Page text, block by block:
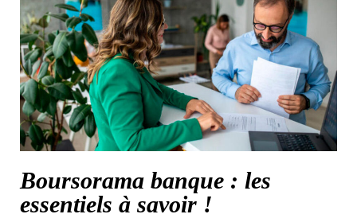
Boursorama banque : les
essentiels à savoir !